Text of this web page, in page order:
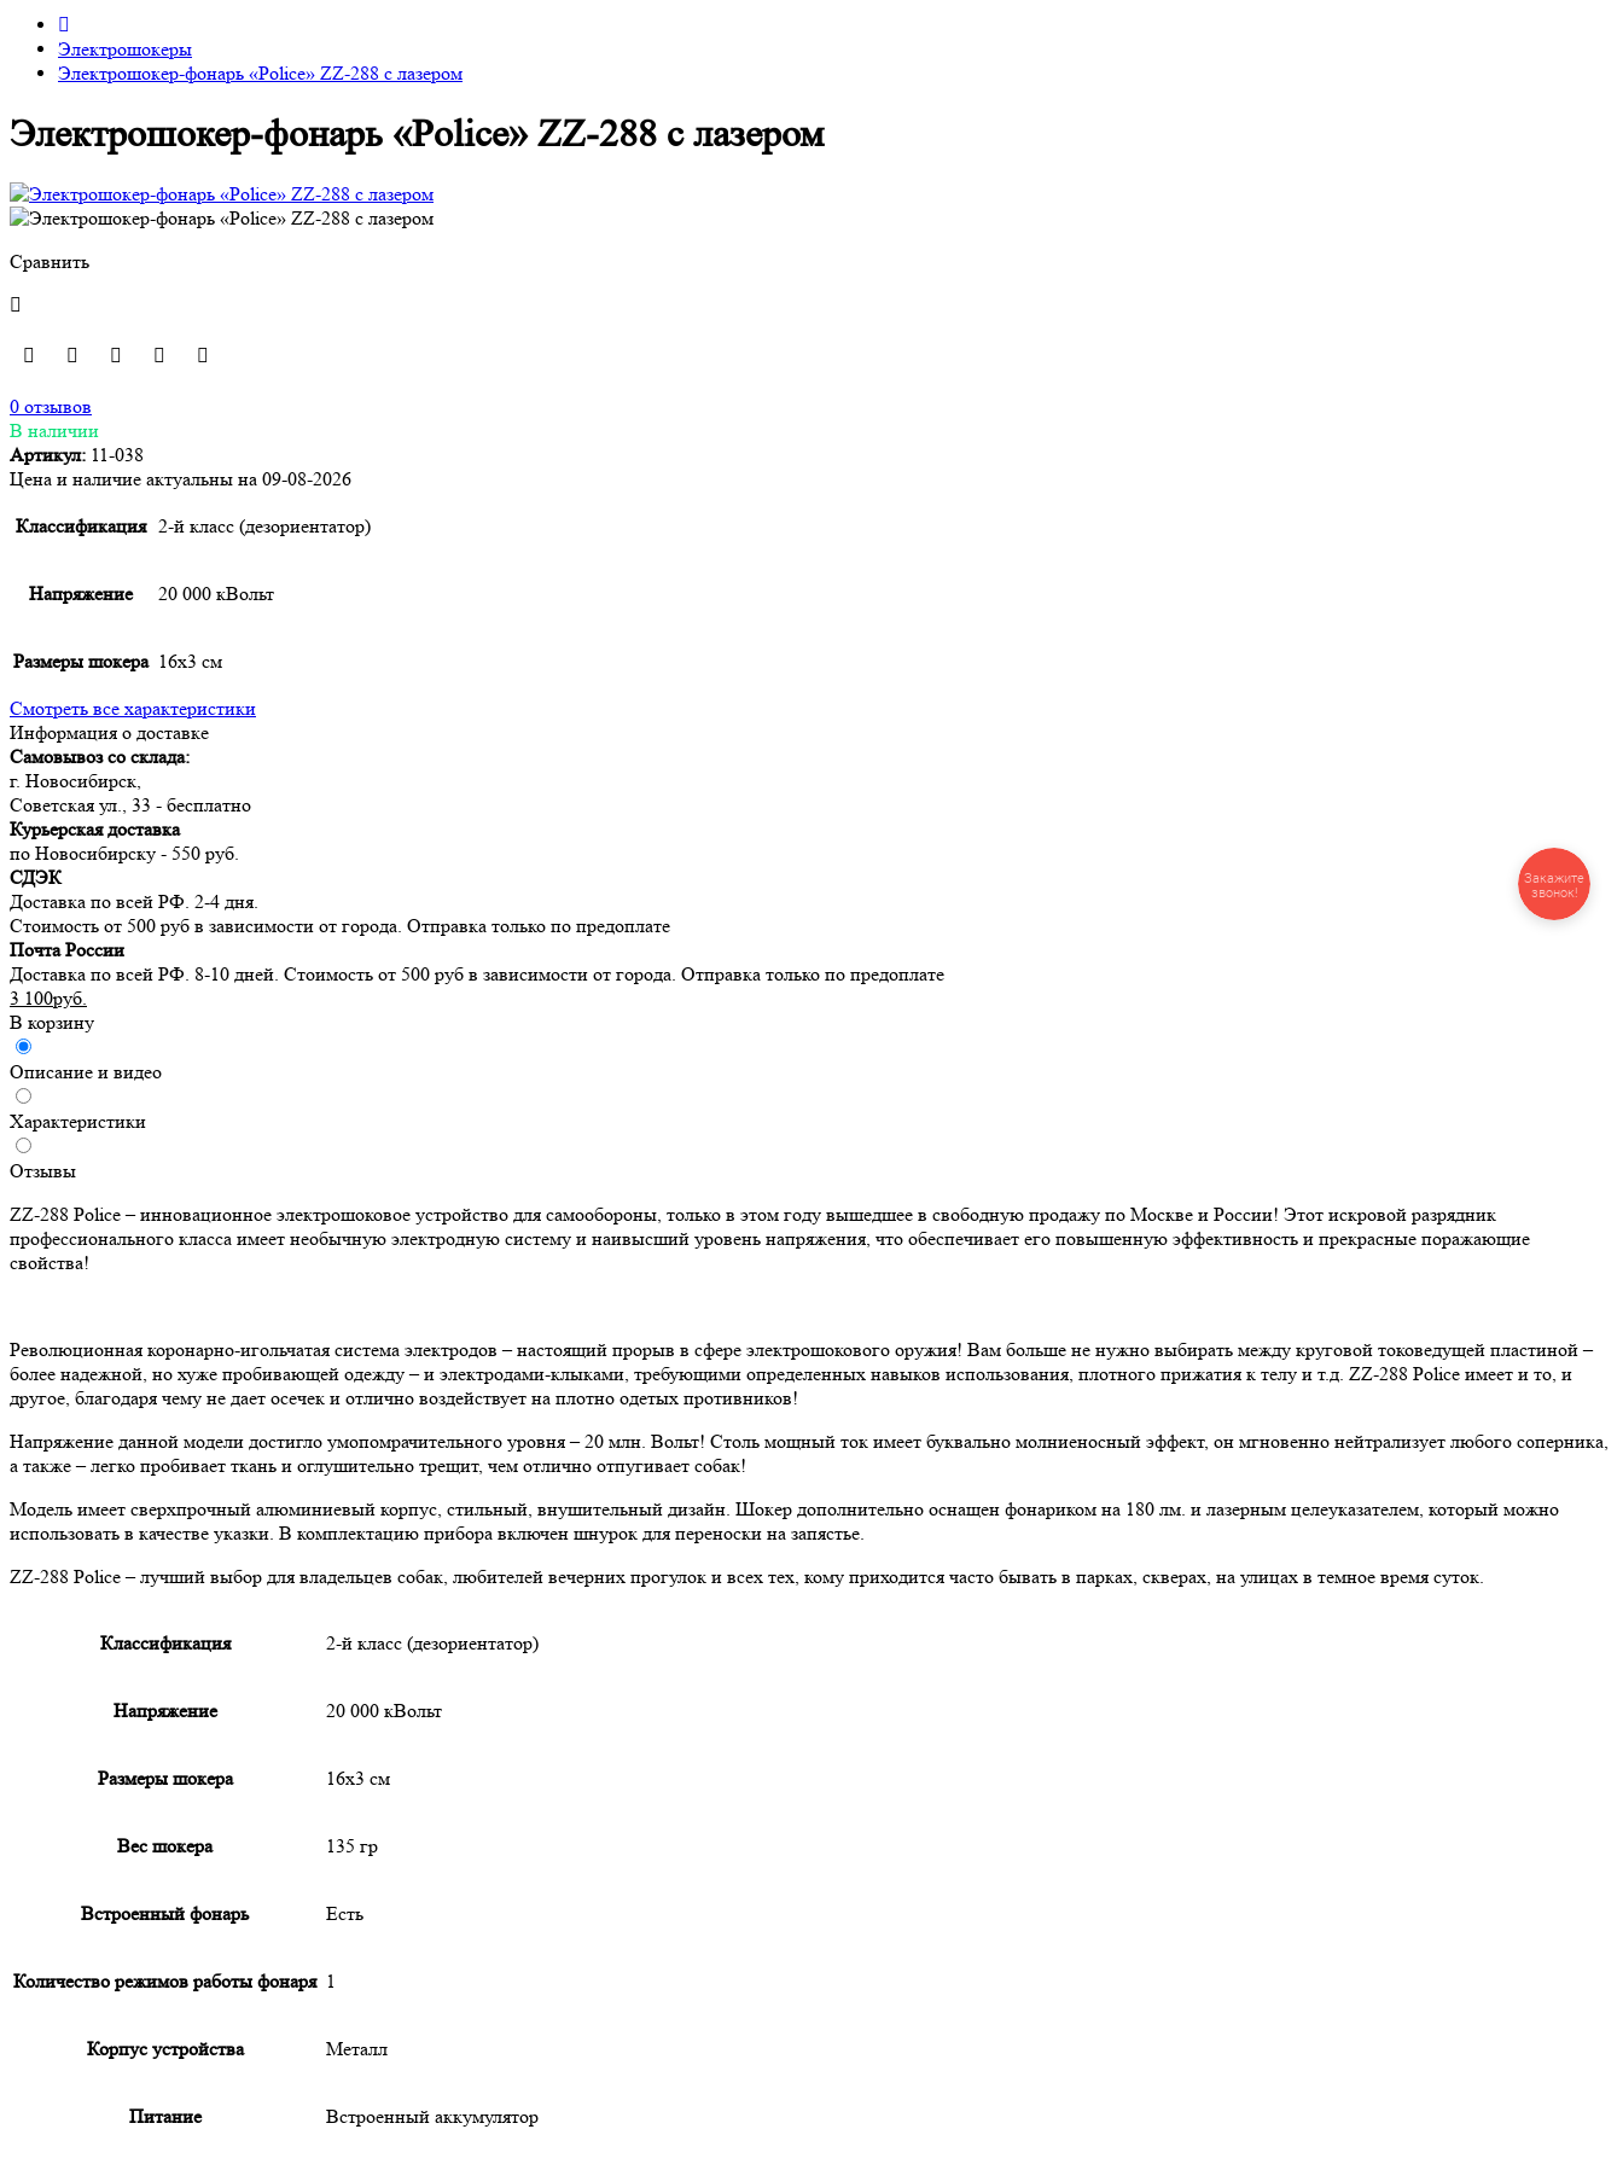
Электрошокеры
Электрошокер-фонарь «Police» ZZ-288 с лазером
Электрошокер-фонарь «Police» ZZ-288 с лазером
Сравнить
0 отзывов
В наличии
Артикул: 11-038
Цена и наличие актуальны на 09-08-2026
Классификация 2-й класс (дезориентатор)
Напряжение 20 000 кВольт
Размеры шокера 16х3 см
Смотреть все характеристики
Информация о доставке
Самовывоз со склада:
г. Новосибирск,
Советская ул., 33 - бесплатно
Курьерская доставка
по Новосибирску - 550 руб.
СДЭК
Доставка по всей РФ. 2-4 дня.
Стоимость от 500 руб в зависимости от города. Отправка только по предоплате
Почта России
Доставка по всей РФ. 8-10 дней. Стоимость от 500 руб в зависимости от города. Отправка только по предоплате
3 100руб.
В корзину
Описание и видео
Характеристики
Отзывы
ZZ-288 Police – инновационное электрошоковое устройство для самообороны, только в этом году вышедшее в свободную продажу по Москве и России! Этот искровой разрядник
профессионального класса имеет необычную электродную систему и наивысший уровень напряжения, что обеспечивает его повышенную эффективность и прекрасные поражающие
свойства!
Революционная коронарно-игольчатая система электродов – настоящий прорыв в сфере электрошокового оружия! Вам больше не нужно выбирать между круговой токоведущей пластиной –
более надежной, но хуже пробивающей одежду – и электродами-клыками, требующими определенных навыков использования, плотного прижатия к телу и т.д. ZZ-288 Police имеет и то, и
другое, благодаря чему не дает осечек и отлично воздействует на плотно одетых противников!
Напряжение данной модели достигло умопомрачительного уровня – 20 млн. Вольт! Столь мощный ток имеет буквально молниеносный эффект, он мгновенно нейтрализует любого соперника,
а также – легко пробивает ткань и оглушительно трещит, чем отлично отпугивает собак!
Модель имеет сверхпрочный алюминиевый корпус, стильный, внушительный дизайн. Шокер дополнительно оснащен фонариком на 180 лм. и лазерным целеуказателем, который можно
использовать в качестве указки. В комплектацию прибора включен шнурок для переноски на запястье.
ZZ-288 Police – лучший выбор для владельцев собак, любителей вечерних прогулок и всех тех, кому приходится часто бывать в парках, скверах, на улицах в темное время суток.
Классификация 2-й класс (дезориентатор)
Напряжение 20 000 кВольт
Размеры шокера 16х3 см
Вес шокера 135 гр
Встроенный фонарь Есть
Количество режимов работы фонаря 1
Корпус устройства Металл
Питание Встроенный аккумулятор
Закажите
звонок!